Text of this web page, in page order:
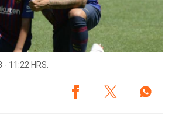
- 11:22 HRS.